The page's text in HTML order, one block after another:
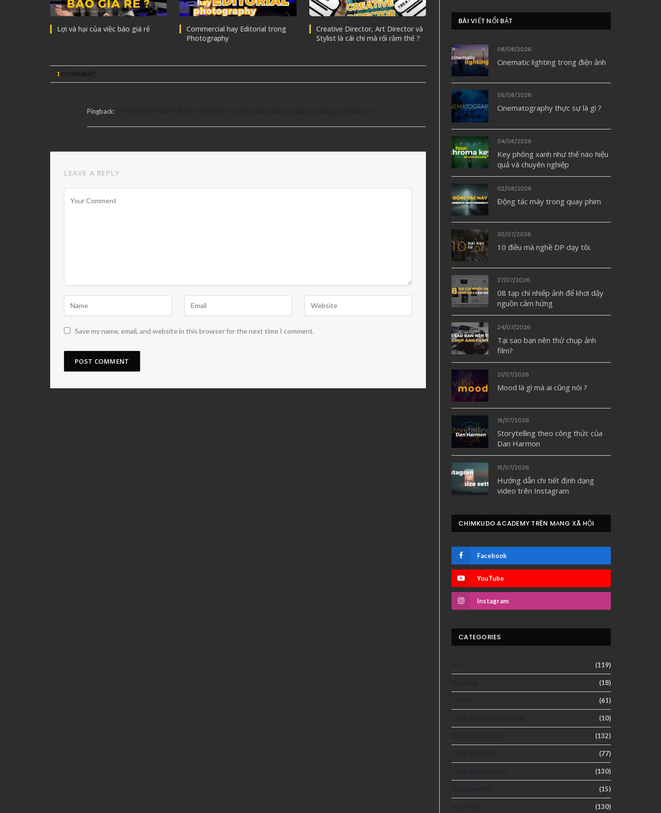
Lợi và hại của việc báo giá rẻ
Commercial hay Editorial trong
Photography
Creative Director, Art Director và
Stylist là cái chi mà rối rắm thế ?
1
Pingback:
LEAVE A REPLY
Save my name, email, and website in this browser for the next time I comment.
BÀI VIẾT NỔI BẬT
08/08/2026
Cinematic lighting trong điện ảnh
05/08/2026
Cinematography thực sự là gì ?
04/08/2026
Key phông xanh như thế nào hiệu
quả và chuyên nghiệp
02/08/2026
Động tác máy trong quay phim
30/07/2026
10 điều mà nghề DP dạy tôi.
27/07/2026
08 tạp chí nhiếp ảnh để khơi dậy
nguồn cảm hứng
24/07/2026
Tại sao bạn nên thử chụp ảnh
film?
21/07/2026
Mood là gì mà ai cũng nói ?
18/07/2026
Storytelling theo công thức của
Dan Harmon
15/07/2026
Hướng dẫn chi tiết định dạng
video trên Instagram
CHIMKUDO ACADEMY TRÊN MẠNG XÃ HỘI
Facebook
YouTube
Instagram
CATEGORIES
(119)
(18)
(61)
(10)
(132)
(77)
(130)
(15)
(130)